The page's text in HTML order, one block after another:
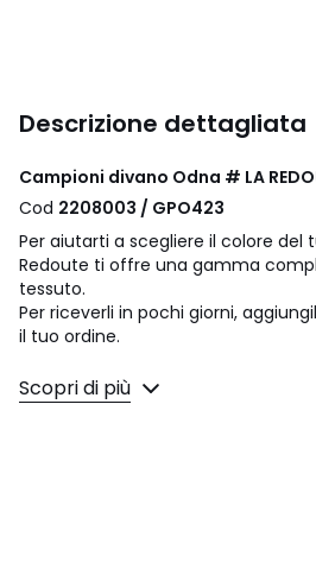
Descrizione dettagliata
Campioni divano Odna # LA
Cod 2208003 / GPO423
Per aiutarti a scegliere il colore del
Redoute ti offre una gamma
tessuto.
Per riceverli in pochi giorni,
il tuo ordine.
Scopri di più